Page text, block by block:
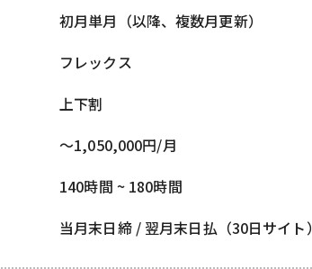
初月単月（以降、複数月更新）
フレックス
上下割
〜1,050,000円/月
140時間 ~ 180時間
当月末日締 / 翌月末日払（30日サイト）